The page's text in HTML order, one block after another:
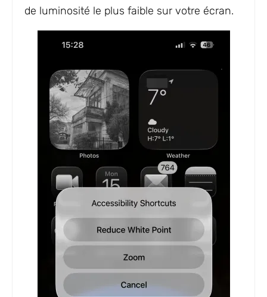
de luminosité le plus faible sur votre écran.